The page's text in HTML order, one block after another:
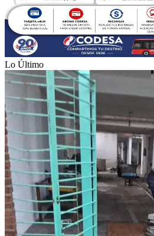
Lo Último